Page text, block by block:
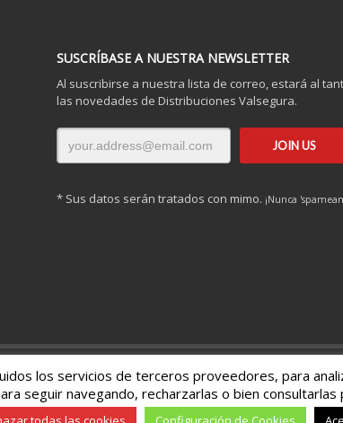
SUSCRÍBASE A NUESTRA NEWSLETTER
Al suscribirse a nuestra lista de correo, estará al
las novedades de Distribuciones Valsegura.
* Sus datos serán tratados con mimo. ¡Nunca
©2026
los servicios de terceros proveedores, para
seguir navegando, recharzarlas o bien